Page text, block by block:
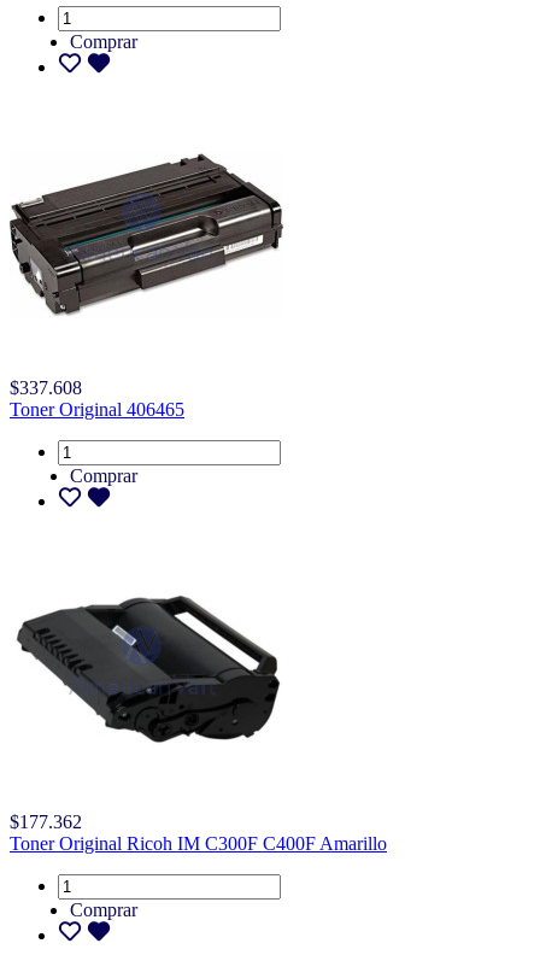
Comprar
$337.608
Toner Original 406465
Comprar
$177.362
Toner Original Ricoh IM C300F C400F Amarillo
Comprar